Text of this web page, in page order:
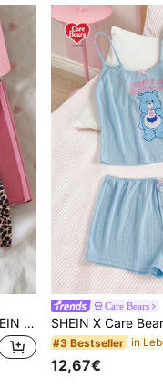
THE POWERPUFF GIRLS X SHEIN Damen Leopardenmuster Cartoon Grafik Cami Top und Shorts Lässig Alltag Haus Pyjama Set
Care Bears
#3 Bestseller
12,67€